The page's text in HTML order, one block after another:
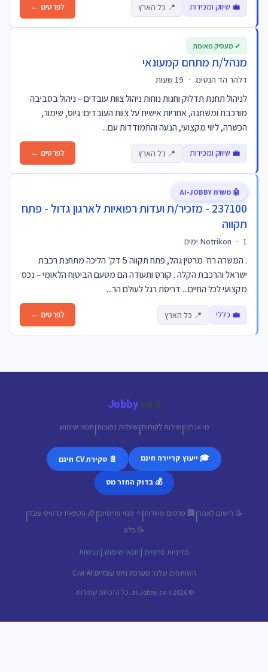
💼 שיווק ומכירות 📍 כל הארץ לפרטים ←
מנהל/ת מתחם קמעונאי
דלהר הד הנטינג ·
לניהול תחנת תדלוק וחנות נוחות ניהול צוות עובדים – ניהול בסביבה
מורכבת ומשתנה, אחריות אישית על צוות העובדים: גיוס, שימור,
הכשרה, ליווי מקצועי, הנעה והתמודדות עם...
💼 שיווק ומכירות 📍 כל הארץ לפרטים ←
✓ מעסיק מאומת
237100 - מזכיר/ת ועדות רפואיות לארגון גדול - פתח
תקווה
Notrikon · 1 ימים
. המשרה רח' מרטין גהל, פתח תקווה 5 דק' הליכה מתחנת רכבת
ישראל והרכבת הקלה . קורס ותעודה הם מטעם הביטוח הלאומי – נכס
מקצועי לכל החיים... דריסת רגל לעולם הר...
💼 כללי 📍 כל הארץ לפרטים ←
🤖 משרת AI-JOBBY
Jobby.co.il
מי אנחנו|שירות לקוחות|שאלות נפוצות|תנאי שימוש
🎓 ייעוץ קריירה חינם 📄 סקירת CV חינם
💰 בדוק החזר מס
📝 רישום לאתר| 🏢 פרסום משרות|⭐ מנוי פרימיום|🧊 הקפאת כרטיס עובד|
📝 בלוג
מדיניות פרטיות | תנאי שימוש | נגישות
השותפים שלנו: מערכת גיוס עובדים Civi AI
© 2026 ai.Jobby.co.il. כל הזכויות שמורות.